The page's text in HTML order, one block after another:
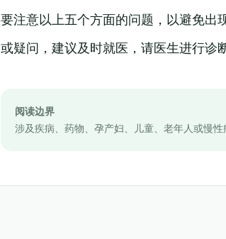
要注意以上五个方面的问题，以避免出
或疑问，建议及时就医，请医生进行诊
阅读边界
涉及疾病、药物、孕产妇、儿童、老年人或慢